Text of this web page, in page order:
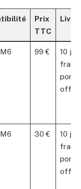
Prix
TTC
99 €
10
frais
port
30 €
10
frais
port